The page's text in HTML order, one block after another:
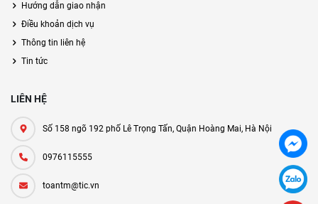
Hướng dẫn giao nhận
Điều khoản dịch vụ
Thông tin liên hệ
Tin tức
LIÊN HỆ
Số 158 ngõ 192 phố Lê Trọng Tấn, Quận Hoàng Mai, Hà Nội
0976115555
toantm@tic.vn